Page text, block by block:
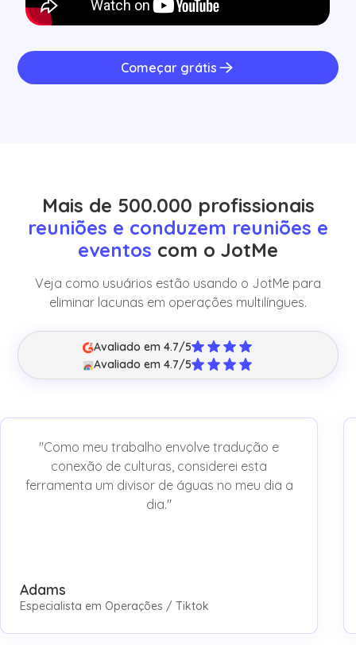
Começar grátis
Mais de 500.000 profissionais
reuniões e conduzem reuniões e
eventos com o JotMe
Veja como usuários estão usando o JotMe para
eliminar lacunas em operações multilíngues.
Avaliado em 4.7/5
Avaliado em 4.7/5
"Como meu trabalho envolve tradução e
conexão de culturas, considerei esta
ferramenta um divisor de águas no meu dia a
dia."
Adams
Especialista em Operações / Tiktok